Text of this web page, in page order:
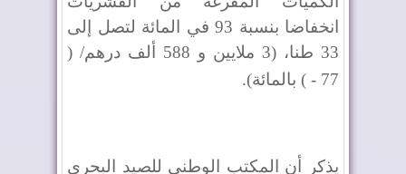
انخفاضا بنسبة 93 في المائة لتصل إلى
33 طنا، (3 ملايين و 588 ألف درهم/ (
77 - ) بالمائة)
.
يذكر أن المكتب الوطني للصيد البحري